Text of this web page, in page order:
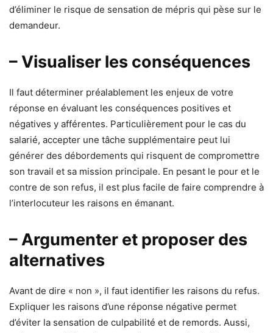
d’éliminer le risque de sensation de mépris qui pèse sur le
demandeur.
– Visualiser les conséquences
Il faut déterminer préalablement les enjeux de votre
réponse en évaluant les conséquences positives et
négatives y afférentes. Particulièrement pour le cas du
salarié, accepter une tâche supplémentaire peut lui
générer des débordements qui risquent de compromettre
son travail et sa mission principale. En pesant le pour et le
contre de son refus, il est plus facile de faire comprendre à
l’interlocuteur les raisons en émanant.
– Argumenter et proposer des
alternatives
Avant de dire « non », il faut identifier les raisons du refus.
Expliquer les raisons d’une réponse négative permet
d’éviter la sensation de culpabilité et de remords. Aussi,